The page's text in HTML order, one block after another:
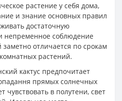
растение у себя дома,
и знание основных правил
достаточную
непременное соблюдение
отличается по срокам
растений.
кактус предпочитает
прямых солнечных
чувствовать в полутени, свет